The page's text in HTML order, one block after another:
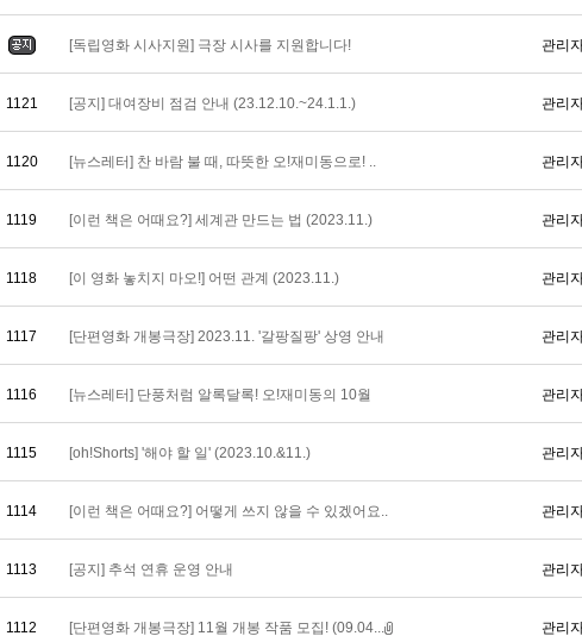
[독립영화 시사지원] 극장 시사를 지원합니다! 관리
1121 [공지] 대여장비 점검 안내 (23.12.10.~24.1.1.) 관리
1120 [뉴스레터] 찬 바람 불 때, 따뜻한 오!재미동으로! .. 관리
1119 [이런 책은 어때요?] 세계관 만드는 법 (2023.11.) 관리
1118 [이 영화 놓치지 마오!] 어떤 관계 (2023.11.) 관리
1117 [단편영화 개봉극장] 2023.11. '갈팡질팡' 상영 안내 관리
1116 [뉴스레터] 단풍처럼 알록달록! 오!재미동의 10월 관리
1115 [oh!Shorts] '해야 할 일' (2023.10.&11.) 관리
1114 [이런 책은 어때요?] 어떻게 쓰지 않을 수 있겠어요.. 관리
1113 [공지] 추석 연휴 운영 안내 관리
1112 [단편영화 개봉극장] 11월 개봉 작품 모집! (09.04... 관리